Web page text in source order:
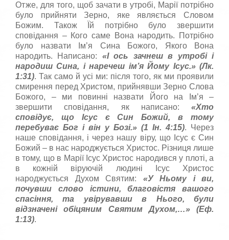
Отже, для того, щоб зачати в утробі, Марії потрібно
було прийняти Зерно, яке являється Словом
Божим. Також Їй потрібно було звершити
сповідання – Кого саме Вона народить. Потрібно
було назвати Ім’я Сина Божого, Якого Вона
народить. Написано: «І ось зачнеш в утробі і
народиш Сина, і наречеш ім’я Йому Ісус.» (Лк.
1:31). Так само й усі ми: після того, як ми проявили
смирення перед Христом, прийнявши Зерно Слова
Божого, – ми повинні назвати Його на Ім’я –
звершити сповідання, як написано: «Хто
сповiдує, що Iсус є Син Божий, в тому
перебуває Бог iвiн у Бозi.» (1 Ін. 4:15). Через
наше сповідання, і через нашу віру, що Ісус є Син
Божий – в нас народжується Христос. Різниця лише
в тому, що в Марії Ісус Христос народився у плоті, а
в кожній віруючій людині Ісус Христос
народжується Духом Святим: «У Hьому і ви,
почувши слово iстини, благовiстя вашого
спасiння, та увiрувавши в Hього, були
вiдзначенiобiцяним Святим Духом,…» (Еф.
1:13).